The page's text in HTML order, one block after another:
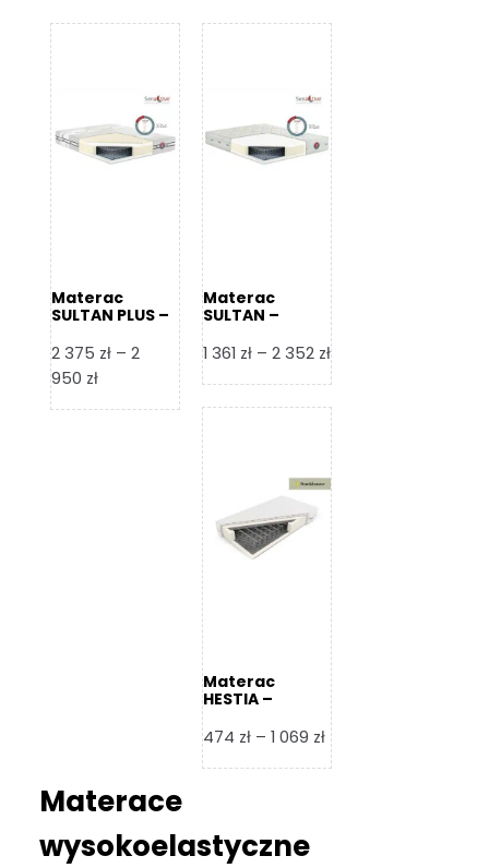
119 zł
Materac
SULTAN PLUS –
2 375 zł – 2
950 złZakres
Materac
SULTAN –
1 361 zł – 2 352 złZakres
cen:
od
1
361 zł
do
2
352 zł
Materac
HESTIA –
474 zł – 1 069 złZakres
cen:
Materace
wysokoelastyczne